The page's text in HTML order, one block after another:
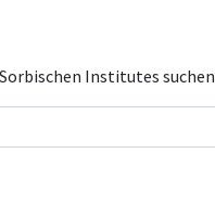
Institutes